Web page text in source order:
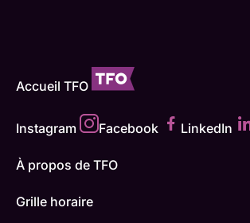
Accueil TFO
Instagram Facebook LinkedIn
À propos de TFO
Grille horaire